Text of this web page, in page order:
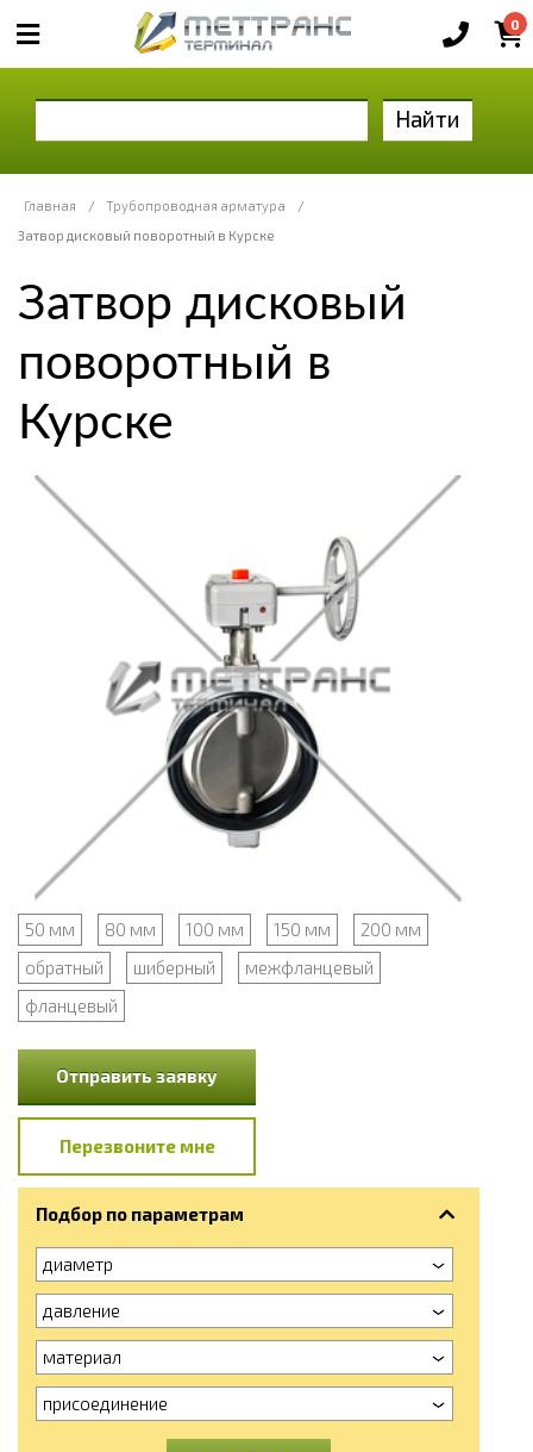
0
Найти
Главная / Трубопроводная арматура
/
Затвор дисковый поворотный в Курске
Затвор дисковый
поворотный в
Курске
50 мм 80 мм 100 мм 150 мм
200 мм
обратный
шиберный
межфланцевый
фланцевый
Отправить заявку
Перезвоните мне
Подбор по параметрам
диаметр
давление
материал
присоединение